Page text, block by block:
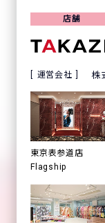
店舗
運営会社 株
東京表参道店
Flagship